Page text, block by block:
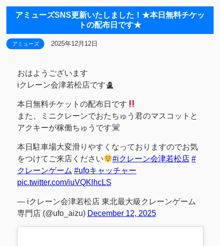
アミューズSNS更新いたしました！★本日無料チケッ
トの配布日です★
アミューズ 2025年12月12日
おはようございます
iクレーン会津若松店です
本日無料チケットの配布日です
また、ミニクレーンでおたちゅう君のマスコットと
アクキーが稼働ちゅうです
本日駐車場大変滑りやすくなっておりますのでお気
をつけてご来店ください
#iクレーン会津若松店 #
クレーンゲーム #ufoキャッチャー
pic.twitter.com/iuVQKlhcLS
— iクレーン会津若松店 東北最大級クレーンゲーム
専門店 (@ufo_aizu) December 12, 2025